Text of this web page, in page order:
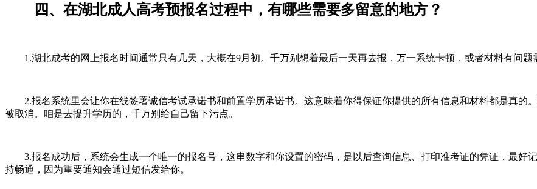
四、在湖北成人高考预报名过程中，有哪些需要多留意的地方？
1.湖北成考的网上报名时间通常只有几天，大概在9月初。千万别想着最后一天再去报，万一系统卡顿，或者材料有问题
2.报名系统里会让你在线签署诚信考试承诺书和前置学历承诺书。这意味着你得保证你提供的所有信息和材料都是真的
被取消。咱是去提升学历的，千万别给自己留下污点。
3.报名成功后，系统会生成一个唯一的报名号，这串数字和你设置的密码，是以后查询信息、打印准考证的凭证，最好
持畅通，因为重要通知会通过短信发给你。